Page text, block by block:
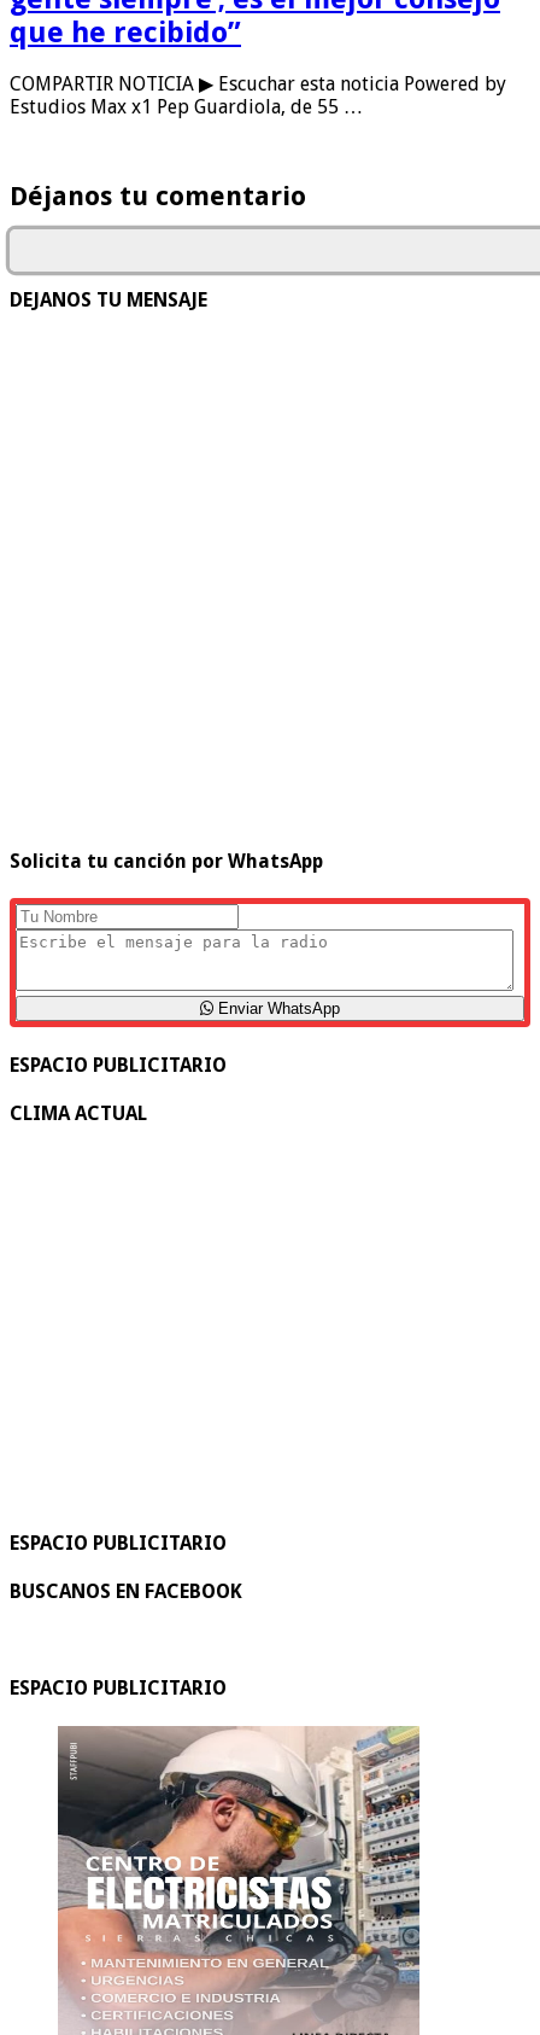
que he recibido”
COMPARTIR NOTICIA ▶ Escuchar esta noticia Powered by
Estudios Max x1 Pep Guardiola, de 55 …
Déjanos tu comentario
DEJANOS TU MENSAJE
Solicita tu canción por WhatsApp
Enviar WhatsApp
ESPACIO PUBLICITARIO
CLIMA ACTUAL
ESPACIO PUBLICITARIO
BUSCANOS EN FACEBOOK
ESPACIO PUBLICITARIO